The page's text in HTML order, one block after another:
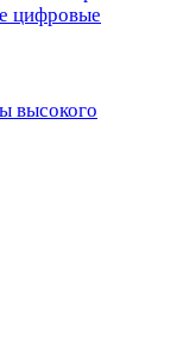
цифровые
высокого